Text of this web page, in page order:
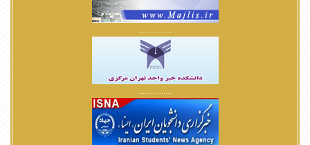
................
................